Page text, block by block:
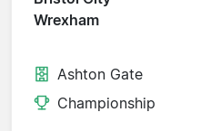
Wrexham
Ashton Gate
Championship